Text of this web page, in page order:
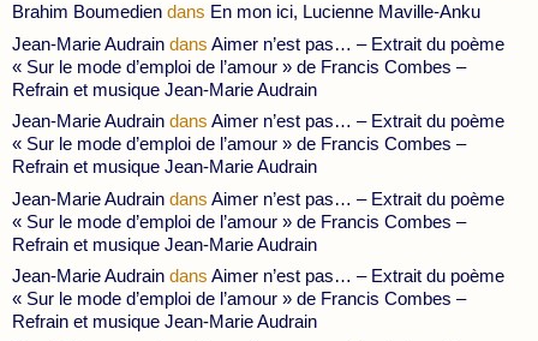
Brahim Boumedien dans En mon ici, Lucienne Maville-Anku
Jean-Marie Audrain dans Aimer n’est pas… – Extrait du poème
« Sur le mode d’emploi de l’amour » de Francis Combes –
Refrain et musique Jean-Marie Audrain
Jean-Marie Audrain dans Aimer n’est pas… – Extrait du poème
« Sur le mode d’emploi de l’amour » de Francis Combes –
Refrain et musique Jean-Marie Audrain
Jean-Marie Audrain dans Aimer n’est pas… – Extrait du poème
« Sur le mode d’emploi de l’amour » de Francis Combes –
Refrain et musique Jean-Marie Audrain
Jean-Marie Audrain dans Aimer n’est pas… – Extrait du poème
« Sur le mode d’emploi de l’amour » de Francis Combes –
Refrain et musique Jean-Marie Audrain